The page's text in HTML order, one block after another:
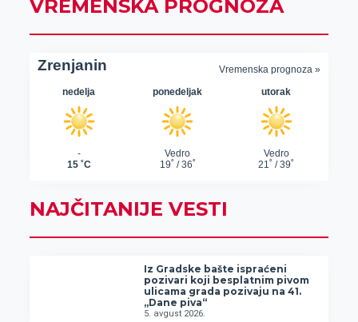
VREMENSKA PROGNOZA
NAJČITANIJE VESTI
Iz Gradske bašte ispraćeni
pozivari koji besplatnim pivom
ulicama grada pozivaju na 41.
„Dane piva“
5. avgust 2026.